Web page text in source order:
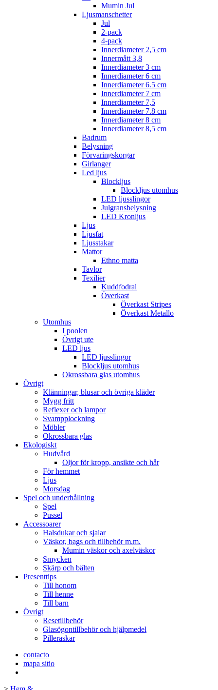
Mumin Jul
Ljusmanschetter
Jul
2-pack
4-pack
Innerdiameter 2,5 cm
Innermått 3,8
Innerdiameter 3 cm
Innerdiameter 6 cm
Innerdiameter 6.5 cm
Innerdiameter 7 cm
Innerdiameter 7,5
Innerdiameter 7.8 cm
Innerdiameter 8 cm
Innerdiameter 8,5 cm
Badrum
Belysning
Förvaringskorgar
Girlanger
Led ljus
Blockljus
Blockljus utomhus
LED ljusslingor
Julgransbelysning
LED Kronljus
Ljus
Ljusfat
Ljusstakar
Mattor
Ethno matta
Tavlor
Texilier
Kuddfodral
Överkast
Överkast Stripes
Överkast Metallo
Utomhus
I poolen
Övrigt ute
LED ljus
LED ljusslingor
Blockljus utomhus
Okrossbara glas utomhus
Övrigt
Klänningar, blusar och övriga kläder
Mygg fritt
Reflexer och lampor
Svampplockning
Möbler
Okrossbara glas
Ekologiskt
Hudvård
Oljor för kropp, ansikte och hår
För hemmet
Ljus
Morsdag
Spel och underhållning
Spel
Pussel
Accessoarer
Halsdukar och sjalar
Väskor, bags och tillbehör m.m.
Mumin väskor och axelväskor
Smycken
Skärp och bälten
Presenttips
Till honom
Till henne
Till barn
Övrigt
Resetillbehör
Glasögontillbehör och hjälpmedel
Pilleraskar
contacto
mapa sitio